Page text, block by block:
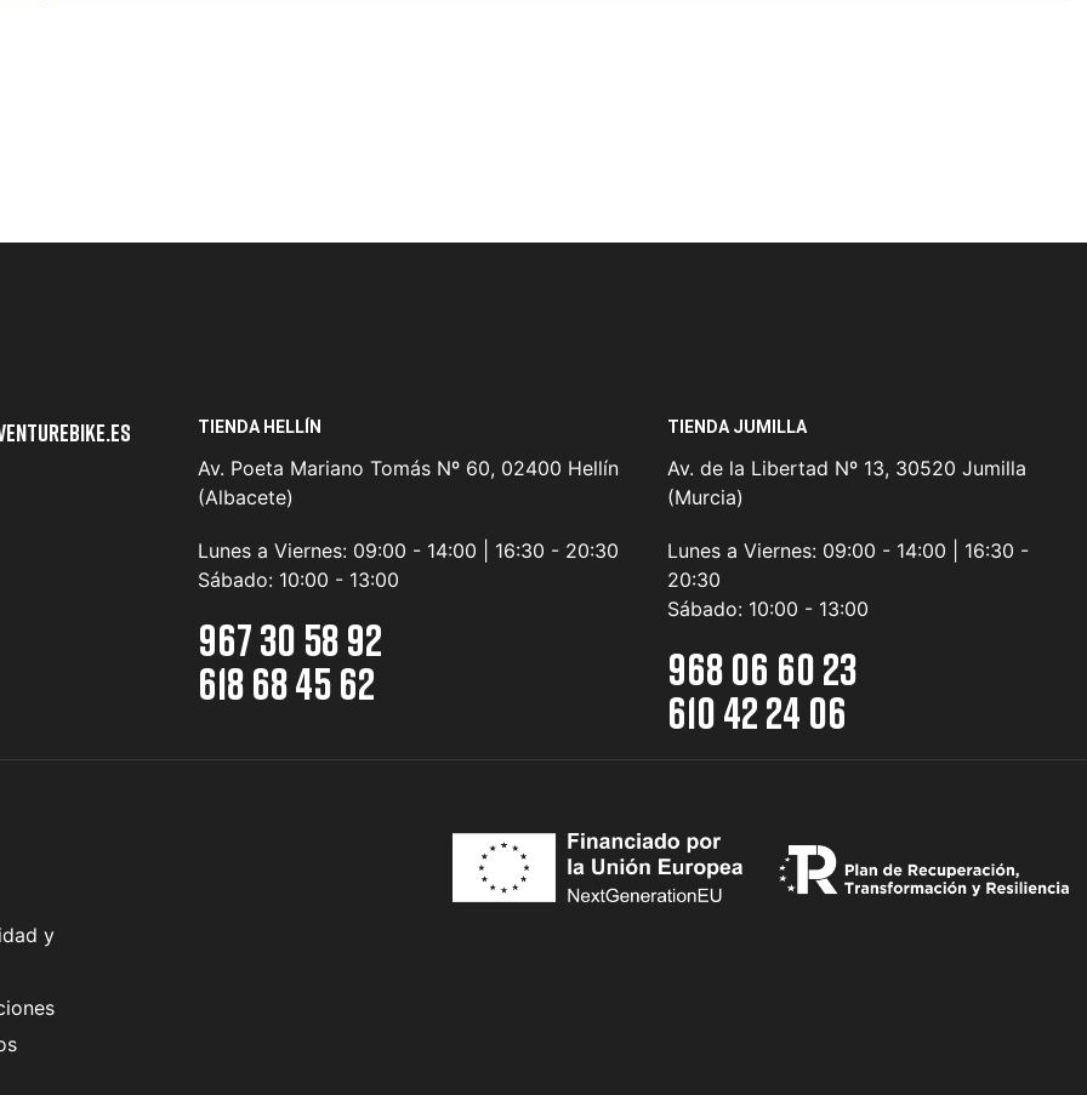
TIENDA HELLÍN
Av. Poeta Mariano Tomás Nº 60, 02400 Hellín
(Albacete)
Lunes a Viernes: 09:00 - 14:00 | 16:30 - 20:30
Sábado: 10:00 - 13:00
967 30 58 92
618 68 45 62
TIENDA JUMILLA
Av. de la Libertad Nº 13, 30520 Jumilla
(Murcia)
Lunes a Viernes: 09:00 - 14:00 | 16:30 -
20:30
Sábado: 10:00 - 13:00
968 06 60 23
610 42 24 06
y